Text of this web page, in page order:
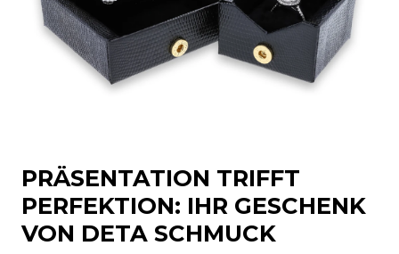
PRÄSENTATION TRIFFT
PERFEKTION: IHR GESCHENK
VON DETA SCHMUCK